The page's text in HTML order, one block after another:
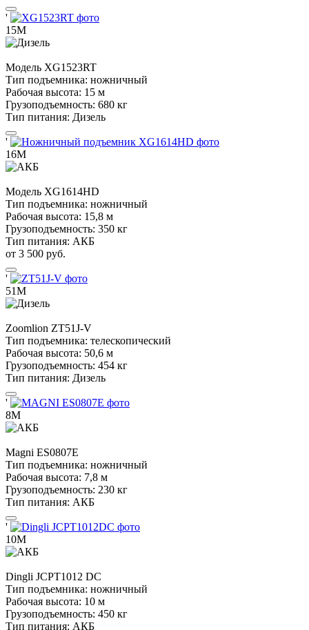
'
15М
Модель XG1523RT
Тип подъемника: ножничный
Рабочая высота: 15 м
Грузоподъемность: 680 кг
Тип питания: Дизель
'
16М
Модель XG1614HD
Тип подъемника: ножничный
Рабочая высота: 15,8 м
Грузоподъемность: 350 кг
Тип питания: АКБ
от 3 500 руб.
'
51М
Zoomlion ZT51J-V
Тип подъемника: телескопический
Рабочая высота: 50,6 м
Грузоподъемность: 454 кг
Тип питания: Дизель
'
8М
Magni ES0807E
Тип подъемника: ножничный
Рабочая высота: 7,8 м
Грузоподъемность: 230 кг
Тип питания: АКБ
'
10М
Dingli JCPT1012 DC
Тип подъемника: ножничный
Рабочая высота: 10 м
Грузоподъемность: 450 кг
Тип питания: АКБ